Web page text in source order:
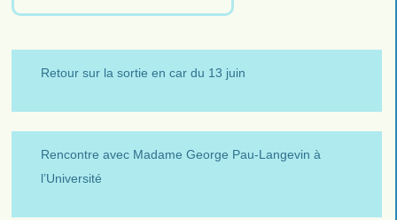
Retour sur la sortie en car du 13 juin
Rencontre avec Madame George Pau-Langevin à
l’Université